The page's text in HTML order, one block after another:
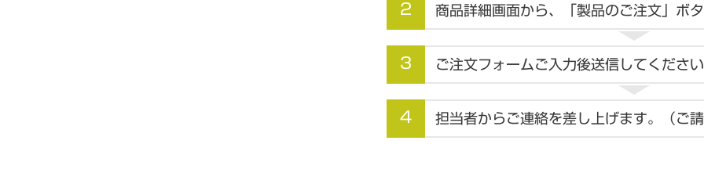
2 商品詳細画面から、「製品のご注文」ボ
3 ご注文フォームご入力後送信してください
4 担当者からご連絡を差し上げます。（ご請